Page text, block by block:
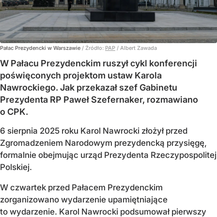
Pałac Prezydencki w Warszawie / Źródło: PAP / Albert Zawada
W Pałacu Prezydenckim ruszył cykl konferencji
poświęconych projektom ustaw Karola
Nawrockiego. Jak przekazał szef Gabinetu
Prezydenta RP Paweł Szefernaker, rozmawiano
o CPK.
6 sierpnia 2025 roku Karol Nawrocki złożył przed
Zgromadzeniem Narodowym prezydencką przysięgę,
formalnie obejmując urząd Prezydenta Rzeczypospolitej
Polskiej.
W czwartek przed Pałacem Prezydenckim
zorganizowano wydarzenie upamiętniające
to wydarzenie. Karol Nawrocki podsumował pierwszy